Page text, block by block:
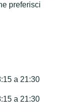
preferisci
a 21:30
a 21:30